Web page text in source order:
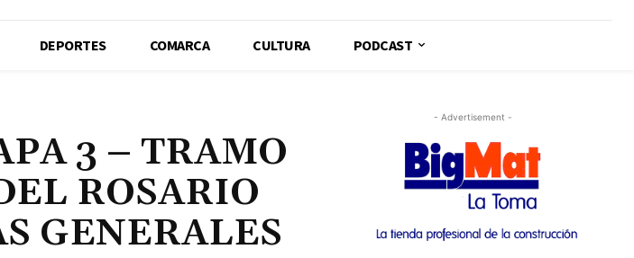
DEPORTES COMARCA CULTURA PODCAST
3 – TRAMO
ROSARIO
GENERALES
- Advertisement -